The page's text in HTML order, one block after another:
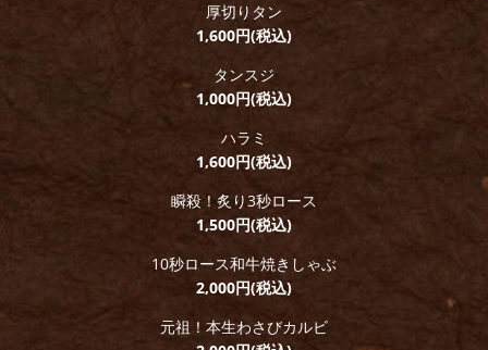
厚切りタン
1,600円(税込)
タンスジ
1,000円(税込)
ハラミ
1,600円(税込)
瞬殺！炙り3秒ロース
1,500円(税込)
10秒ロース和牛焼きしゃぶ
2,000円(税込)
元祖！本生わさびカルビ